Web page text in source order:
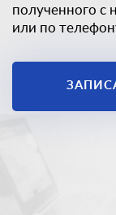
полученного
или по